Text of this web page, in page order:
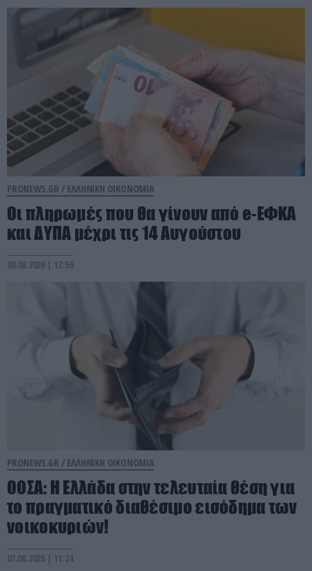
PRONEWS.GR / ΕΛΛΗΝΙΚΗ ΟΙΚΟΝΟΜΙΑ
Οι πληρωμές που θα γίνουν από e-ΕΦΚΑ
και ΔΥΠΑ μέχρι τις 14 Αυγούστου
08.08.2026 | 17:56
PRONEWS.GR / ΕΛΛΗΝΙΚΗ ΟΙΚΟΝΟΜΙΑ
ΟΟΣΑ: Η Ελλάδα στην τελευταία θέση για
το πραγματικό διαθέσιμο εισόδημα των
νοικοκυριών!
07.08.2026 | 11:24